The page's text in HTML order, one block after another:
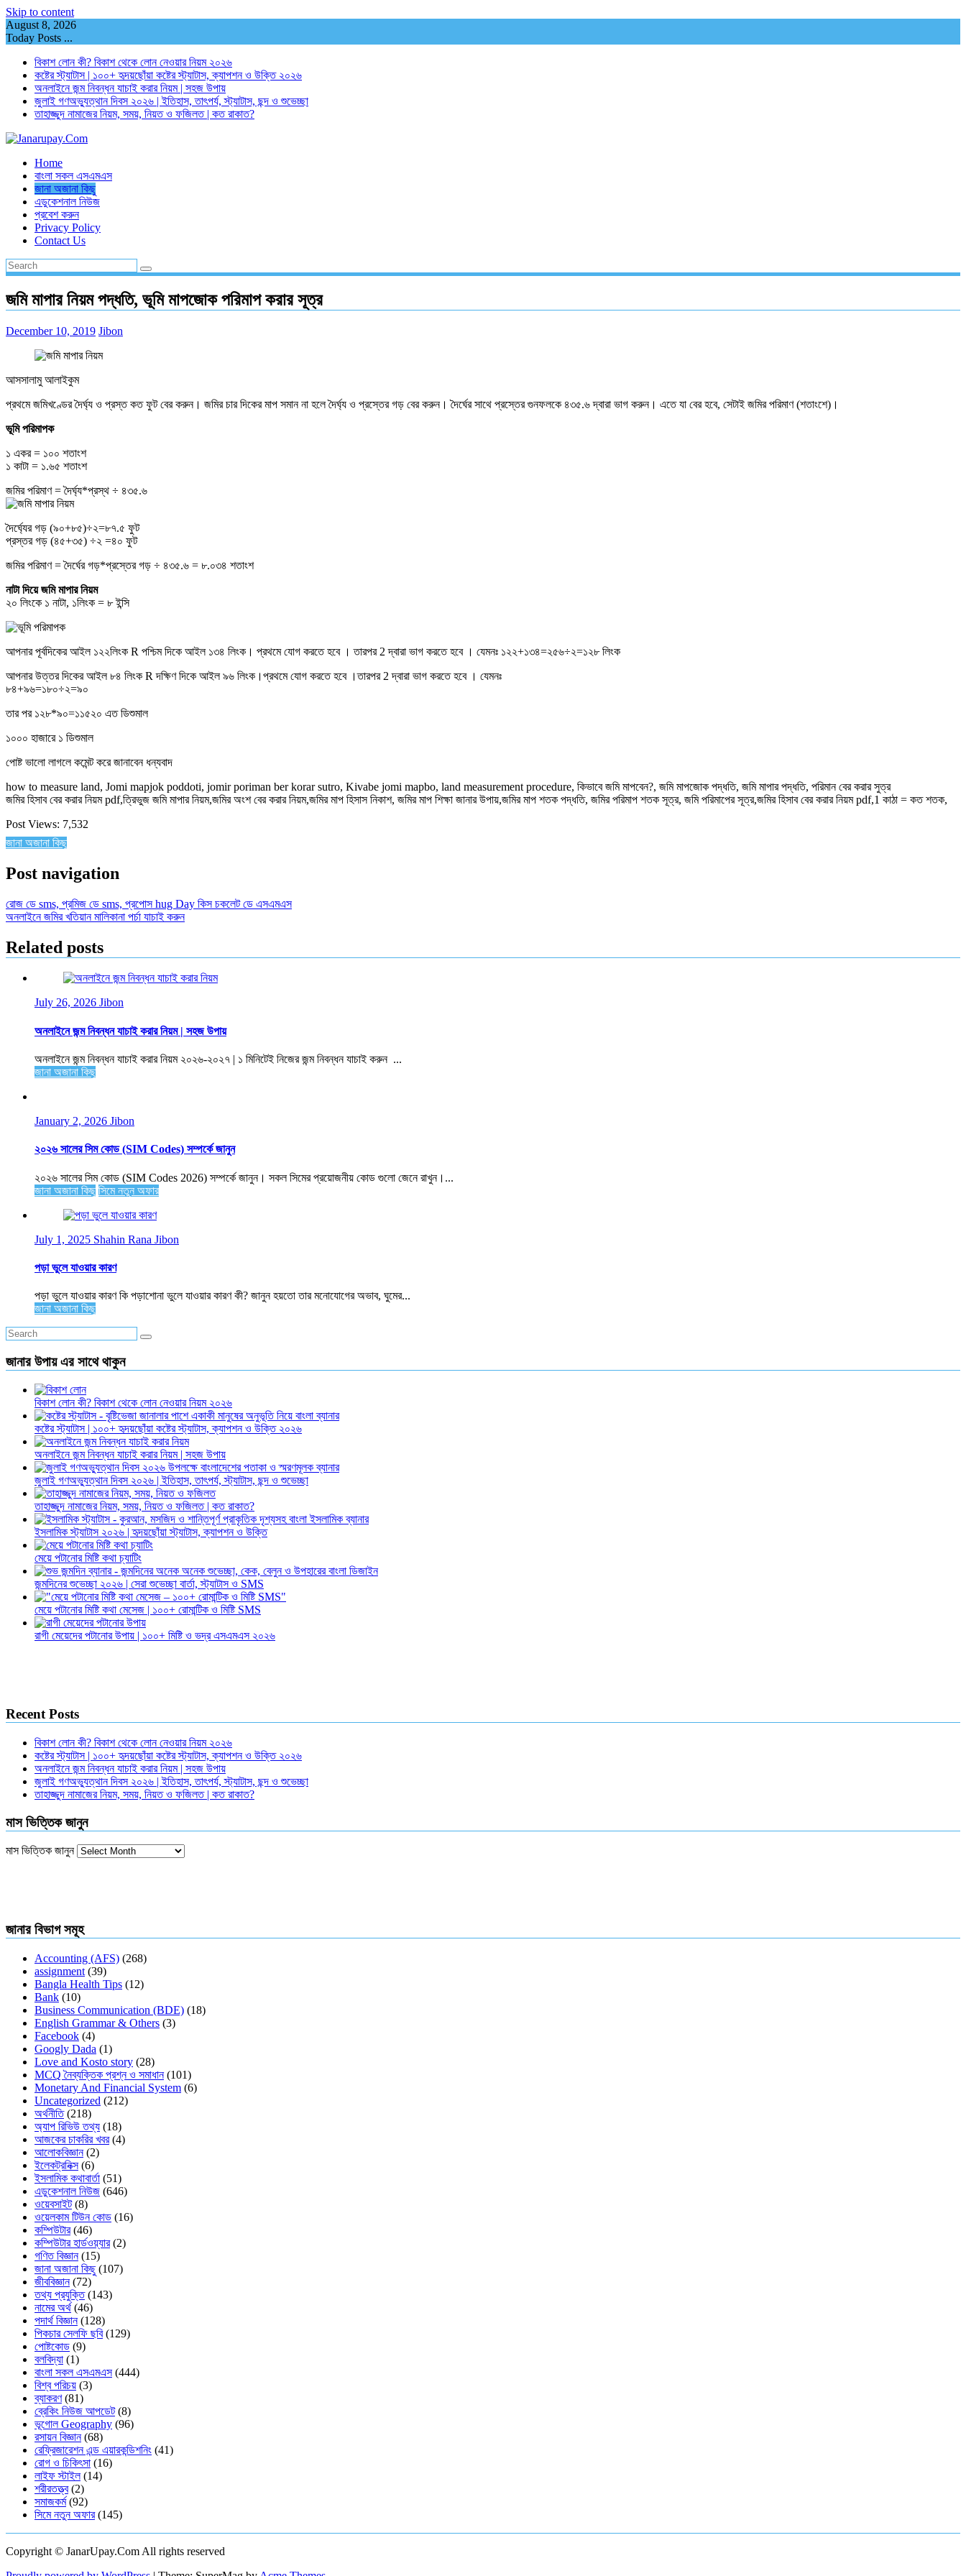
Skip to content
August 8, 2026
Today Posts ...
বিকাশ লোন কী? বিকাশ থেকে লোন নেওয়ার নিয়ম ২০২৬
কষ্টের স্ট্যাটাস | ১০০+ হৃদয়ছোঁয়া কষ্টের স্ট্যাটাস, ক্যাপশন ও উক্তি ২০২৬
অনলাইনে জন্ম নিবন্ধন যাচাই করার নিয়ম | সহজ উপায়
জুলাই গণঅভ্যুত্থান দিবস ২০২৬ | ইতিহাস, তাৎপর্য, স্ট্যাটাস, ছন্দ ও শুভেচ্ছা
তাহাজ্জুদ নামাজের নিয়ম, সময়, নিয়ত ও ফজিলত | কত রাকাত?
Home
বাংলা সকল এসএমএস
জানা অজানা কিছু
এডুকেশনাল নিউজ
প্রবেশ করুন
Privacy Policy
Contact Us
জমি মাপার নিয়ম পদ্ধতি, ভূমি মাপজোক পরিমাপ করার সূত্র
December 10, 2019 Jibon
আসসালামু আলাইকুম
প্রথমে জমিখণ্ডের দৈর্ঘ্য ও প্রস্ত কত ফুট বের করুন। জমির চার দিকের মাপ সমান না হলে দৈর্ঘ্য ও প্রস্তের গড় বের করুন। দৈর্ঘের সাথে প্রস্তের গুনফলকে ৪৩৫.৬ দ্বারা ভাগ করুন। এতে যা বের হবে, সেটাই জমির পরিমাণ (শতাংশে)।
ভূমি পরিমাপক
১ একর = ১০০ শতাংশ
১ কাটা = ১.৬৫ শতাংশ
জমির পরিমাণ = দৈর্ঘ্য*প্রস্থ ÷ ৪৩৫.৬
দৈর্ঘ্যের গড় (৯০+৮৫)÷২=৮৭.৫ ফুট
প্রস্তর গড় (৪৫+৩৫) ÷২ =৪০ ফুট
জমির পরিমাণ = দৈর্ঘের গড়*প্রস্তের গড় ÷ ৪৩৫.৬ = ৮.০৩৪ শতাংশ
নাটা দিয়ে জমি মাপার নিয়ম
২০ লিংকে ১ নাটা, ১লিংক = ৮ ইন্সি
আপনার পূর্বদিকের আইল ১২২লিংক R পশ্চিম দিকে আইল ১৩৪ লিংক। প্রথমে যোগ করতে হবে । তারপর 2 দ্বারা ভাগ করতে হবে । যেমনঃ ১২২+১৩৪=২৫৬÷২=১২৮ লিংক
আপনার উত্তর দিকের আইল ৮৪ লিংক R দক্ষিণ দিকে আইল ৯৬ লিংক।প্রথমে যোগ করতে হবে ।তারপর 2 দ্বারা ভাগ করতে হবে । যেমনঃ
৮৪+৯৬=১৮০÷২=৯০
তার পর ১২৮*৯০=১১৫২০ এত ডিশুমাল
১০০০ হাজারে ১ ডিশুমাল
পোষ্ট ভালো লাগলে কমেন্ট করে জানাবেন ধন্যবাদ
how to measure land, Jomi mapjok poddoti, jomir poriman ber korar sutro, Kivabe jomi mapbo, land measurement procedure, কিভাবে জমি মাপবেন?, জমি মাপজোক পদ্ধতি, জমি মাপার পদ্ধতি, পরিমান বের করার সুত্র
জমির হিসাব বের করার নিয়ম pdf,ত্রিভুজ জমি মাপার নিয়ম,জমির অংশ বের করার নিয়ম,জমির মাপ হিসাস নিকাশ, জমির মাপ শিক্ষা জানার উপায়,জমির মাপ শতক পদ্ধতি, জমির পরিমাপ শতক সূত্র, জমি পরিমাপের সূত্র,জমির হিসাব বের করার নিয়ম pdf,1 কাঠা = কত শতক,
Post Views: 7,532
জানা অজানা কিছু
Post navigation
রোজ ডে sms, প্রমিজ ডে sms, প্রপোস hug Day কিস চকলেট ডে এসএমএস
অনলাইনে জমির খতিয়ান মালিকানা পর্চা যাচাই করুন
Related posts
July 26, 2026 Jibon
অনলাইনে জন্ম নিবন্ধন যাচাই করার নিয়ম | সহজ উপায়
অনলাইনে জন্ম নিবন্ধন যাচাই করার নিয়ম ২০২৬-২০২৭ | ১ মিনিটেই নিজের জন্ম নিবন্ধন যাচাই করুন ...
জানা অজানা কিছু
January 2, 2026 Jibon
২০২৬ সালের সিম কোড (SIM Codes) সম্পর্কে জানুন
২০২৬ সালের সিম কোড (SIM Codes 2026) সম্পর্কে জানুন। সকল সিমের প্রয়োজনীয় কোড গুলো জেনে রাখুন।...
জানা অজানা কিছু সিমে নতুন ‍অফার
July 1, 2025 Shahin Rana Jibon
পড়া ভুলে যাওয়ার কারণ
পড়া ভুলে যাওয়ার কারণ কি পড়াশোনা ভুলে যাওয়ার কারণ কী? জানুন হয়তো তার মনোযোগের অভাব, ঘুমের...
জানা অজানা কিছু
জানার উপায় এর সাথে থাকুন
বিকাশ লোন কী? বিকাশ থেকে লোন নেওয়ার নিয়ম ২০২৬
কষ্টের স্ট্যাটাস | ১০০+ হৃদয়ছোঁয়া কষ্টের স্ট্যাটাস, ক্যাপশন ও উক্তি ২০২৬
অনলাইনে জন্ম নিবন্ধন যাচাই করার নিয়ম | সহজ উপায়
জুলাই গণঅভ্যুত্থান দিবস ২০২৬ | ইতিহাস, তাৎপর্য, স্ট্যাটাস, ছন্দ ও শুভেচ্ছা
তাহাজ্জুদ নামাজের নিয়ম, সময়, নিয়ত ও ফজিলত | কত রাকাত?
ইসলামিক স্ট্যাটাস ২০২৬ | হৃদয়ছোঁয়া স্ট্যাটাস, ক্যাপশন ও উক্তি
মেয়ে পটানোর মিষ্টি কথা চ্যাটিং
জন্মদিনের শুভেচ্ছা ২০২৬ | সেরা শুভেচ্ছা বার্তা, স্ট্যাটাস ও SMS
মেয়ে পটানোর মিষ্টি কথা মেসেজ | ১০০+ রোমান্টিক ও মিষ্টি SMS
রাগী মেয়েদের পটানোর উপায় | ১০০+ মিষ্টি ও ভদ্র এসএমএস ২০২৬
Recent Posts
বিকাশ লোন কী? বিকাশ থেকে লোন নেওয়ার নিয়ম ২০২৬
কষ্টের স্ট্যাটাস | ১০০+ হৃদয়ছোঁয়া কষ্টের স্ট্যাটাস, ক্যাপশন ও উক্তি ২০২৬
অনলাইনে জন্ম নিবন্ধন যাচাই করার নিয়ম | সহজ উপায়
জুলাই গণঅভ্যুত্থান দিবস ২০২৬ | ইতিহাস, তাৎপর্য, স্ট্যাটাস, ছন্দ ও শুভেচ্ছা
তাহাজ্জুদ নামাজের নিয়ম, সময়, নিয়ত ও ফজিলত | কত রাকাত?
মাস ভিত্তিক জানুন
মাস ভিত্তিক জানুন
জানার বিভাগ সমূহ
Accounting (AFS) (268)
assignment (39)
Bangla Health Tips (12)
Bank (10)
Business Communication (BDE) (18)
English Grammar & Others (3)
Facebook (4)
Googly Dada (1)
Love and Kosto story (28)
MCQ নৈব্যক্তিক প্রশ্ন ও সমাধান(101)
Monetary And Financial System (6)
Uncategorized (212)
অর্থনীতি(218)
অ্যাপ রিভিউ তথ্য (18)
আজকের চাকরির খবর(4)
আলোকবিজ্ঞান(2)
ইলেকট্রনিক্স(6)
ইসলামিক কথাবার্তা (51)
এডুকেশনাল নিউজ (646)
ওয়েবসাইট(8)
ওয়েলকাম টিউন কোড (16)
কম্পিউটার(46)
কম্পিউটার হার্ডওয়্যার(2)
গণিত বিজ্ঞান(15)
জানা অজানা কিছু(107)
জীববিজ্ঞান(72)
তথ্য প্রযুক্তি(143)
নামের অর্থ (46)
পদার্থ বিজ্ঞান(128)
পিকচার সেলফি ছবি(129)
পোষ্টকোড (9)
বলবিদ্যা (1)
বাংলা সকল এসএমএস(444)
বিশ্ব পরিচয় (3)
ব্যাকরণ(81)
ব্রেকিং নিউজ আপডেট(8)
ভূগোল Geography (96)
রসায়ন বিজ্ঞান(68)
রেফ্রিজারেশন এন্ড এয়ারকন্ডিশনিং (41)
রোগ ও চিকিৎসা (16)
লাইফ স্টাইল(14)
শরীরতত্ত্ব(2)
সমাজকর্ম(92)
সিমে নতুন ‍অফার(145)
Copyright © JanarUpay.Com All rights reserved